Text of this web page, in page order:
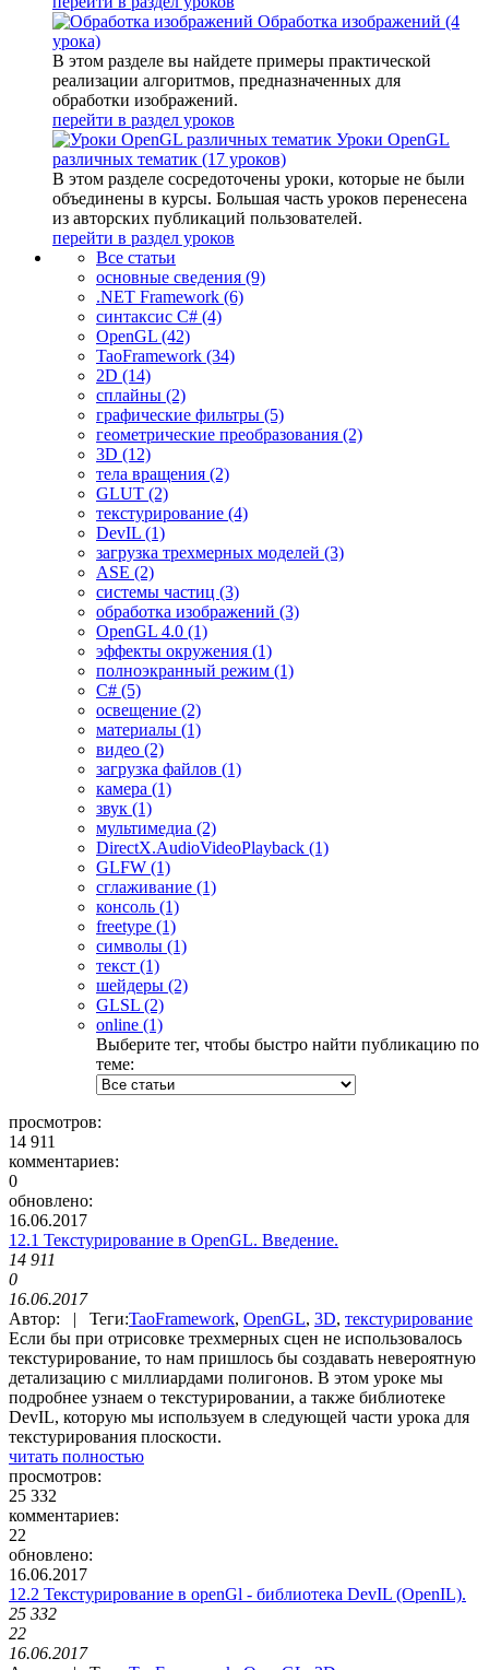
Обработка изображений (4
урока)
В этом разделе вы найдете примеры практической
реализации алгоритмов, предназначенных для
обработки изображений.
перейти в раздел уроков
Уроки OpenGL
различных тематик (17 уроков)
В этом разделе сосредоточены уроки, которые не были
объединены в курсы. Большая часть уроков перенесена
из авторских публикаций пользователей.
перейти в раздел уроков
Все статьи
основные сведения (9)
.NET Framework (6)
синтаксис C# (4)
OpenGL (42)
TaoFramework (34)
2D (14)
сплайны (2)
графические фильтры (5)
геометрические преобразования (2)
3D (12)
тела вращения (2)
GLUT (2)
текстурирование (4)
DevIL (1)
загрузка трехмерных моделей (3)
ASE (2)
системы частиц (3)
обработка изображений (3)
OpenGL 4.0 (1)
эффекты окружения (1)
полноэкранный режим (1)
C# (5)
освещение (2)
материалы (1)
видео (2)
загрузка файлов (1)
камера (1)
звук (1)
мультимедиа (2)
DirectX.AudioVideoPlayback (1)
GLFW (1)
сглаживание (1)
консоль (1)
freetype (1)
символы (1)
текст (1)
шейдеры (2)
GLSL (2)
online (1)
Выберите тег, чтобы быстро найти публикацию по
теме:
просмотров:
14 911
комментариев:
0
обновлено:
16.06.2017
12.1 Текстурирование в OpenGL. Введение.
14 911
0
16.06.2017
Автор: | Теги:TaoFramework, OpenGL, 3D, текстурирование
Если бы при отрисовке трехмерных сцен не использовалось
текстурирование, то нам пришлось бы создавать невероятную
детализацию с миллиардами полигонов. В этом уроке мы
подробнее узнаем о текстурировании, а также библиотеке
DevIL, которую мы используем в следующей части урока для
текстурирования плоскости.
читать полностью
просмотров:
25 332
комментариев:
22
обновлено:
16.06.2017
12.2 Текстурирование в openGl - библиотека DevIL (OpenIL).
25 332
22
16.06.2017